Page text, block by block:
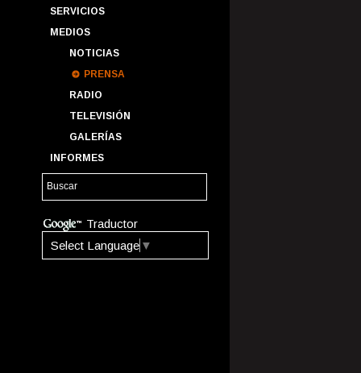
SERVICIOS
MEDIOS
NOTICIAS
PRENSA
RADIO
TELEVISIÓN
GALERÍAS
INFORMES
Traductor
Select Language ▼